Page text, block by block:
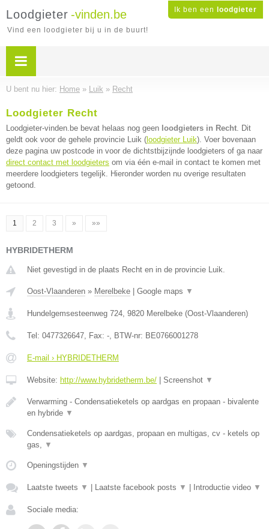
Ik ben een loodgieter
Loodgieter -vinden.be
Vind een loodgieter bij u in de buurt!
U bent nu hier: Home » Luik » Recht
Loodgieter Recht
Loodgieter-vinden.be bevat helaas nog geen loodgieters in Recht. Dit
geldt ook voor de gehele provincie Luik ( loodgieter Luik). Voer bovenaan
deze pagina uw postcode in voor de dichtstbijzijnde loodgieters of ga naar
direct contact met loodgieters om via één e-mail in contact te komen met
meerdere loodgieters tegelijk. Hieronder worden nu overige resultaten
getoond.
1 2 3 » »»
HYBRIDETHERM
Niet gevestigd in de plaats Recht en in de provincie Luik.
Oost-Vlaanderen » Merelbeke Google maps ▼
Hundelgemsesteenweg 724, 9820 Merelbeke (Oost-Vlaanderen)
Tel: 0477326647, Fax: -, BTW-nr: BE0766001278
E-mail › HYBRIDETHERM
Website: http://www.hybridetherm.be/ Screenshot ▼
Verwarming - Condensatieketels op aardgas en propaan - bivalente
en hybride ▼
Condensatieketels op aardgas, propaan en multigas, cv - ketels op
gas, ▼
Openingstijden ▼
Laatste tweets ▼ Laatste facebook posts ▼ Introductie video ▼
Sociale media: